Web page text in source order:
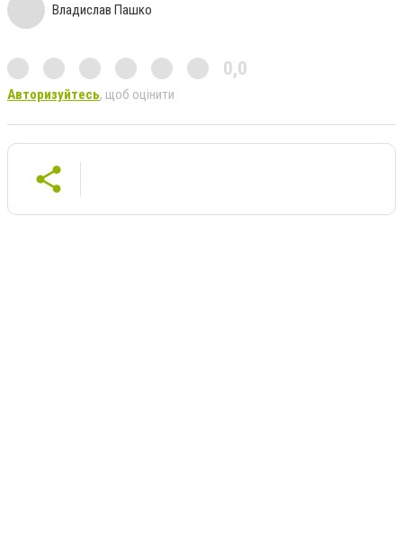
Владислав Пашко
0,0
Авторизуйтесь, щоб оцінити